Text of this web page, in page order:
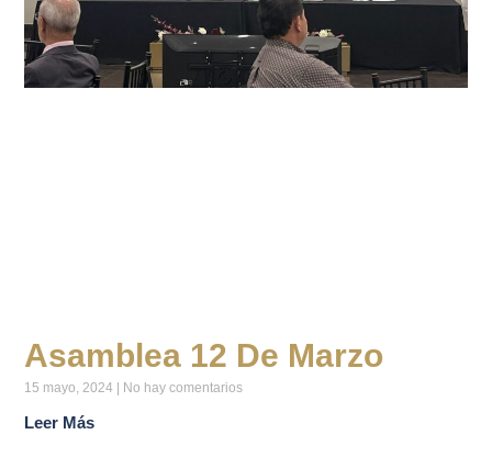
Asamblea 12 De Marzo
15 mayo, 2024 No hay comentarios
Leer Más